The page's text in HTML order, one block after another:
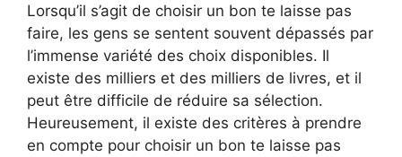
Lorsqu’il s’agit de choisir un bon te laisse pas
faire, les gens se sentent souvent dépassés par
l’immense variété des choix disponibles. Il
existe des milliers et des milliers de livres, et il
peut être difficile de réduire sa sélection.
Heureusement, il existe des critères à prendre
en compte pour choisir un bon te laisse pas